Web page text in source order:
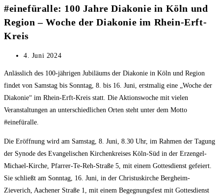
#einefüralle: 100 Jahre Diakonie in Köln und
Region – Woche der Diakonie im Rhein-Erft-
Kreis
Beitrag
4. Juni 2024
Anlässlich des 100-jährigen Jubiläums der Diakonie in Köln und Region
findet von Samstag bis Sonntag, 8. bis 16. Juni, erstmalig eine „Woche der
Diakonie“ im Rhein-Erft-Kreis statt. Die Aktionswoche mit vielen
Veranstaltungen an unterschiedlichen Orten steht unter dem Motto
#einefüralle.
Die Eröffnung wird am Samstag, 8. Juni, 8.30 Uhr, im Rahmen der Tagung
der Synode des Evangelischen Kirchenkreises Köln-Süd in der Erzengel-
Michael-Kirche, Pfarrer-Te-Reh-Straße 5, mit einem Gottesdienst gefeiert.
Sie schließt am Sonntag, 16. Juni, in der Christuskirche Bergheim-
Zieverich, Aachener Straße 1, mit einem Begegnungsfest mit Gottesdienst